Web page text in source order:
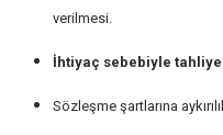
verilmesi.
İhtiyaç sebebiyle tahliye
Sözleşme şartlarına